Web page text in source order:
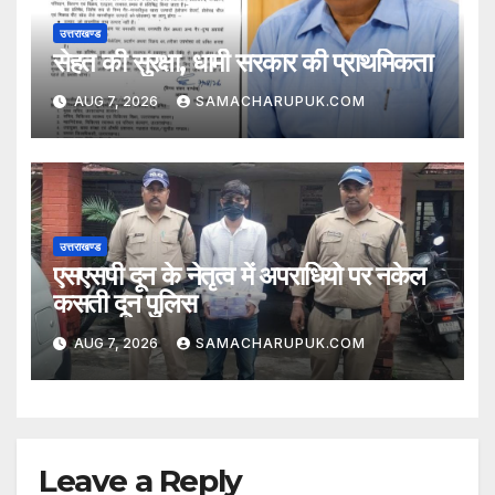
उत्तराखण्ड
सेहत की सुरक्षा, धामी सरकार की प्राथमिकता
AUG 7, 2026 SAMACHARUPUK.COM
उत्तराखण्ड
एसएसपी दून के नेतृत्व में अपराधियो पर नकेल
कसती दून पुलिस
AUG 7, 2026 SAMACHARUPUK.COM
Leave a Reply